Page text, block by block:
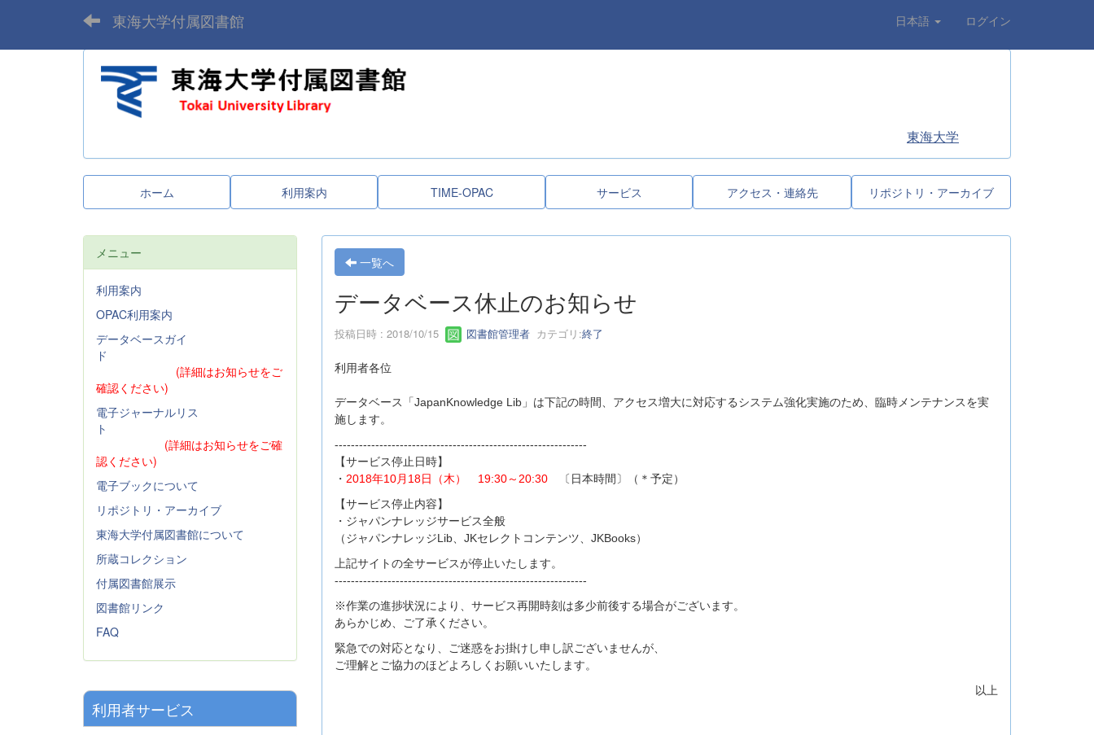
東海大学付属図書館 日本語 ログイン
東海大学
ホーム 利用案内 TIME-OPAC サービス アクセス・連絡先 リポジトリ・アーカイブ
一覧へ
データベース休止のお知らせ
投稿日時 : 2018/10/15 図書館管理者カテゴリ:終了
利用者各位
データベース「JapanKnowledge Lib」は下記の時間、アクセス増大に対応するシステム強化実施のため、臨時メンテナンスを実
施します。
--------------------------------------------------------------
【サービス停止日時】
・ 2018年10月18日（木） 19:30～20:30〔日本時間〕（＊予定）
【サービス停止内容】
・ジャパンナレッジサービス全般
（ジャパンナレッジLib、JKセレクトコンテンツ、JKBooks）
上記サイトの全サービスが停止いたします。
--------------------------------------------------------------
※作業の進捗状況により、サービス再開時刻は多少前後する場合がございます。
あらかじめ、ご了承ください。
緊急での対応となり、ご迷惑をお掛けし申し訳ございませんが、
ご理解とご協力のほどよろしくお願いいたします。
以上
メニュー
利用案内
OPAC利用案内
データベースガイ
ド
(詳細はお知らせをご
確認ください)
電子ジャーナルリス
ト
(詳細はお知らせをご確
認ください)
電子ブックについて
リポジトリ・アーカイブ
東海大学付属図書館について
所蔵コレクション
付属図書館展示
図書館リンク
FAQ
利用者サービス